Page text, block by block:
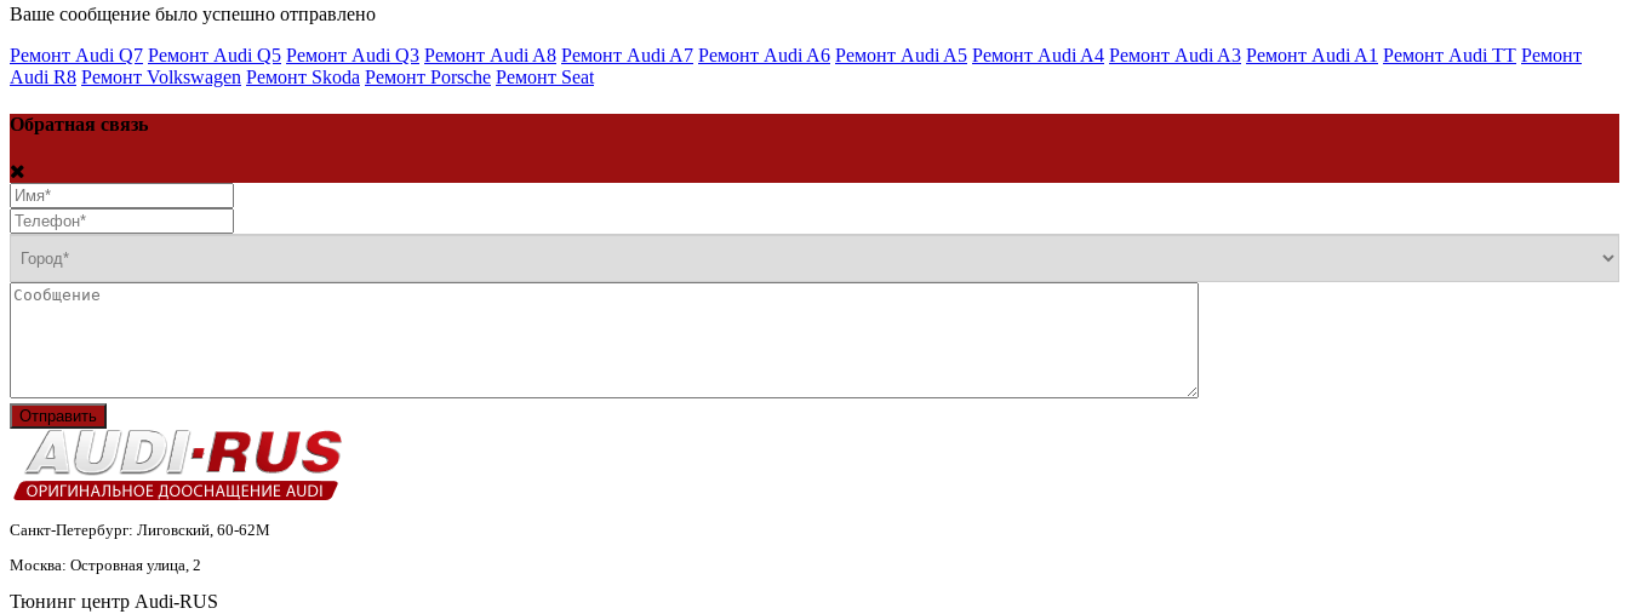
Ваше сообщение было успешно отправлено
Ремонт Audi Q7 Ремонт Audi Q5 Ремонт Audi Q3 Ремонт Audi A8 Ремонт Audi A7 Ремонт Audi A6 Ремонт Audi A5 Ремонт Audi A4 Ремонт Audi A3 Ремонт Audi A1 Ремонт Audi TT Ремонт
Audi R8 Ремонт Volkswagen Ремонт Skoda Ремонт Porsche Ремонт Seat
Обратная связь
Отправить
Санкт-Петербург: Лиговский, 60-62М
Москва: Островная улица, 2
Тюнинг центр Audi-RUS